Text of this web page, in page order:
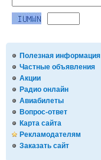
Полезная информация
Частные объявления
Акции
Радио онлайн
Авиабилеты
Вопрос-ответ
Карта сайта
Рекламодателям
Заказать сайт